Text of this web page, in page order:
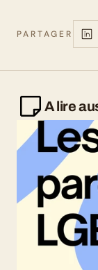
PARTAGER
A lire